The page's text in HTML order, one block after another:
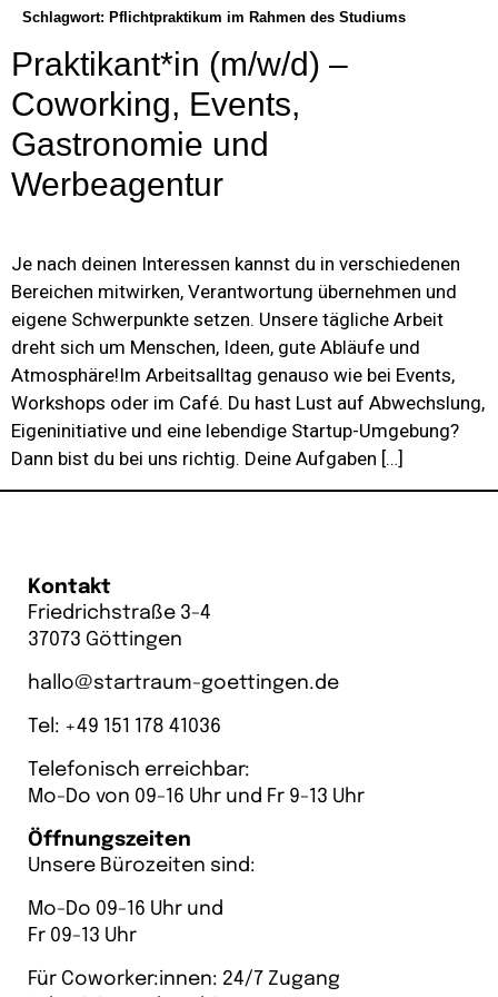
Schlagwort: Pflichtpraktikum im Rahmen des Studiums
Praktikant*in (m/w/d) –
Coworking, Events,
Gastronomie und
Werbeagentur
Je nach deinen Interessen kannst du in verschiedenen
Bereichen mitwirken, Verantwortung übernehmen und
eigene Schwerpunkte setzen. Unsere tägliche Arbeit
dreht sich um Menschen, Ideen, gute Abläufe und
Atmosphäre!Im Arbeitsalltag genauso wie bei Events,
Workshops oder im Café. Du hast Lust auf Abwechslung,
Eigeninitiative und eine lebendige Startup-Umgebung?
Dann bist du bei uns richtig. Deine Aufgaben […]
Kontakt
Friedrichstraße 3-4
37073 Göttingen
hallo@startraum-goettingen.de
Tel: +49 151 178 41036
Telefonisch erreichbar:
Mo-Do von 09-16 Uhr und Fr 9-13 Uhr
Öffnungszeiten
Unsere Bürozeiten sind:
Mo-Do 09-16 Uhr und
Fr 09-13 Uhr
Für Coworker:innen: 24/7 Zugang